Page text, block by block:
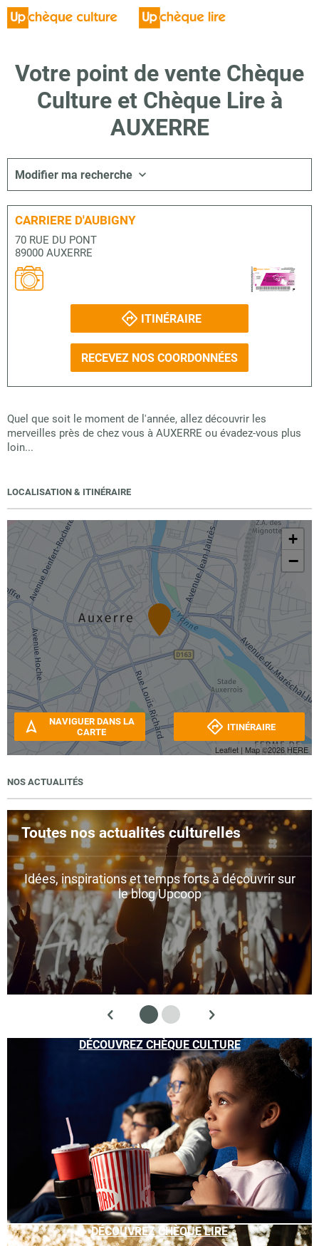
Votre point de vente Chèque
Culture et Chèque Lire à
AUXERRE
Modifier ma recherche
CARRIERE D'AUBIGNY
70 RUE DU PONT
89000 AUXERRE
ITINÉRAIRE
RECEVEZ NOS COORDONNÉES
Quel que soit le moment de l'année, allez découvrir les
merveilles près de chez vous à AUXERRE ou évadez-vous plus
loin...
LOCALISATION & ITINÉRAIRE
+
−
Leaflet | Map ©2026 HERE
NAVIGUER DANS LA
CARTE
ITINÉRAIRE
NOS ACTUALITÉS
Toutes nos actualités culturelles
Idées, inspirations et temps forts à découvrir sur
le blog Upcoop
DÉCOUVREZ CHÈQUE CULTURE
DÉCOUVREZ CHÈQUE LIRE